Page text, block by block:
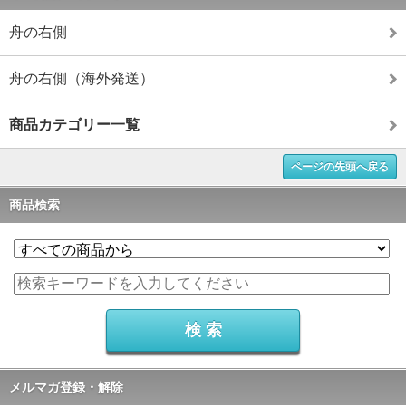
舟の右側
舟の右側（海外発送）
商品カテゴリー一覧
ページの先頭へ戻る
商品検索
メルマガ登録・解除